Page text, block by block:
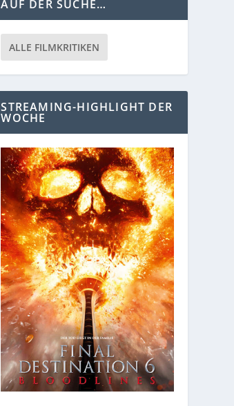
AUF DER SUCHE…
ALLE FILMKRITIKEN
STREAMING-HIGHLIGHT DER
WOCHE